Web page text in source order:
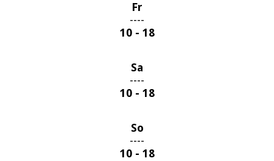
Fr
----
10 - 18
Sa
----
10 - 18
So
----
10 - 18